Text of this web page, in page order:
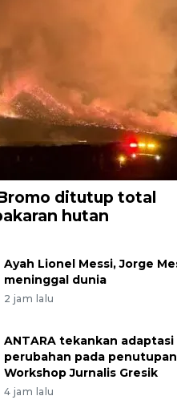
ditutup total
hutan
Ayah Lionel Messi, Jorge
meninggal dunia
2 jam lalu
ANTARA tekankan adaptasi
perubahan pada penutupan
Workshop Jurnalis Gresik
4 jam lalu